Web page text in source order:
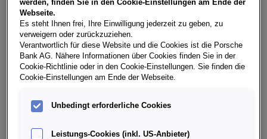
MEHR ERFAHREN
VERSICHERUNGEN
werden, finden Sie in den Cookie-Einstellungen am Ende der
Webseite.
Es steht Ihnen frei, Ihre Einwilligung jederzeit zu geben, zu
verweigern oder zurückzuziehen.
Verantwortlich für diese Website und die Cookies ist die Porsche
Bank AG. Nähere Informationen über Cookies finden Sie in der
Cookie-Richtlinie oder in den Cookie-Einstellungen. Sie finden die
Cookie-Einstellungen am Ende der Webseite.
Unbedingt erforderliche Cookies
Leistungs-Cookies (inkl. US-Anbieter)